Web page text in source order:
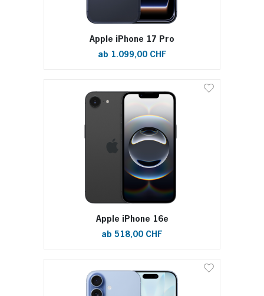
Apple iPhone 17 Pro
ab 1.099,00 CHF
Apple iPhone 16e
ab 518,00 CHF